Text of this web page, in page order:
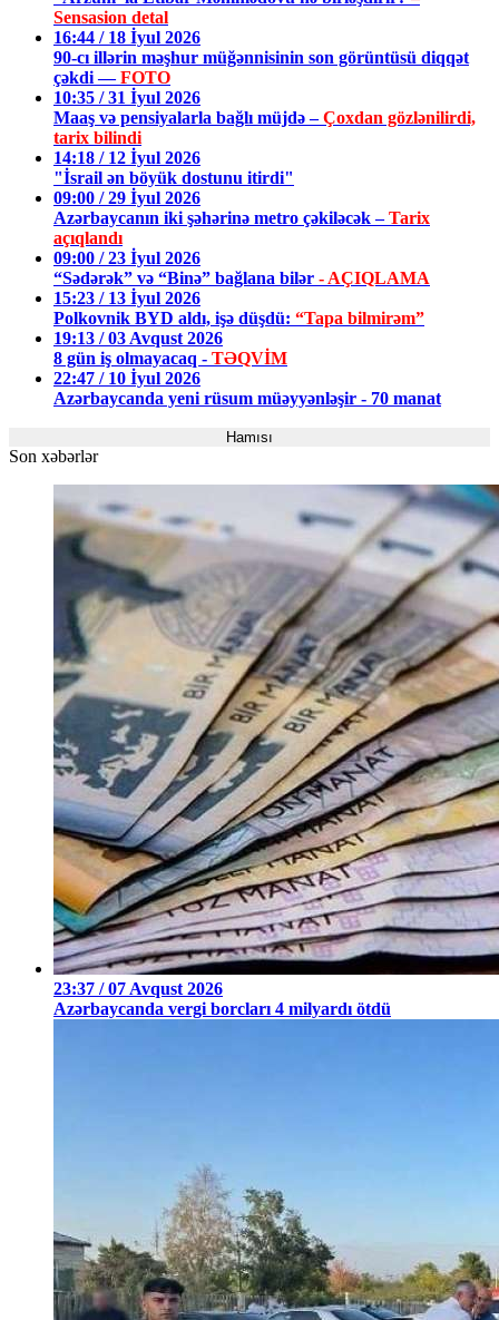
Sensasion detal
16:44 / 18 İyul 2026
90-cı illərin məşhur müğənnisinin son görüntüsü diqqət
çəkdi —FOTO
10:35 / 31 İyul 2026
Maaş və pensiyalarla bağlı müjdə –Çoxdan gözlənilirdi,
tarix bilindi
14:18 / 12 İyul 2026
"İsrail ən böyük dostunu itirdi"
09:00 / 29 İyul 2026
Azərbaycanın iki şəhərinə metro çəkiləcək –Tarix
açıqlandı
09:00 / 23 İyul 2026
“Sədərək” və “Binə” bağlana bilər - AÇIQLAMA
15:23 / 13 İyul 2026
Polkovnik BYD aldı, işə düşdü: “Tapa bilmirəm”
19:13 / 03 Avqust 2026
8 gün iş olmayacaq - TƏQVİM
22:47 / 10 İyul 2026
Azərbaycanda yeni rüsum müəyyənləşir - 70 manat
Hamısı
Son xəbərlər
23:37 / 07 Avqust 2026
Azərbaycanda vergi borcları 4 milyardı ötdü